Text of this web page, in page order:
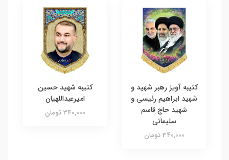
کتیبه آویز رهبر شهید و
شهید ابراهیم رئیسی و
شهید حاج قاسم
سلیمانی
340,000 تومان
کتیبه شهید حسین
امیرعبداللهیان
340,000 تومان